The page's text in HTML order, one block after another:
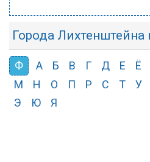
Города Лихтенштейна
Ф А Б В Г Д Е Ё
М
Н О П Р С Т У
Э
Ю Я